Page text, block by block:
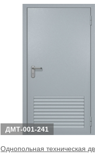
ДМТ-001-241
Однопольная техническая